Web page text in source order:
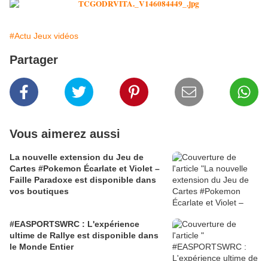
#Actu Jeux vidéos
Partager
Vous aimerez aussi
La nouvelle extension du Jeu de
Cartes #Pokemon Écarlate et Violet –
Faille Paradoxe est disponible dans
vos boutiques
#EASPORTSWRC : L'expérience
ultime de Rallye est disponible dans
le Monde Entier